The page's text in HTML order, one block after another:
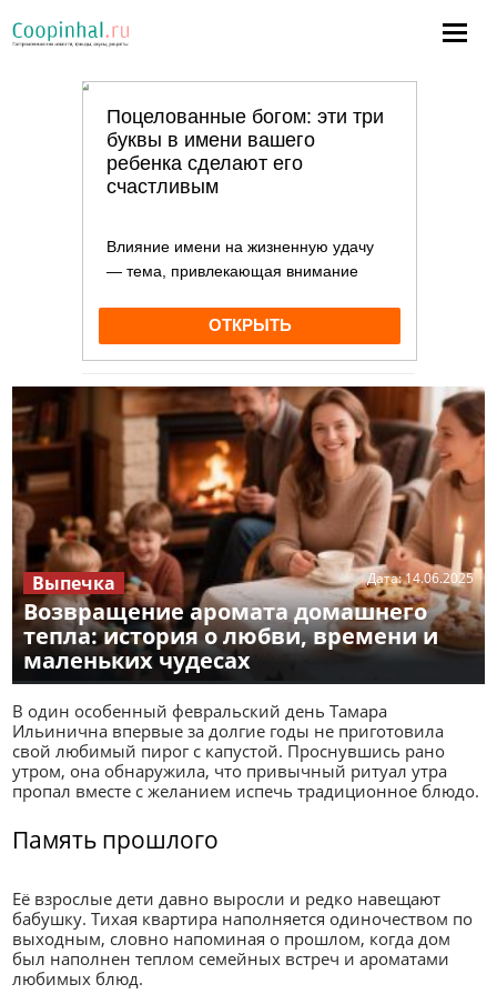
Возвращение аромата домашнего
тепла: история о любви, времени и
маленьких чудесах
Дата:14.06.2025
Выпечка
В один особенный февральский день Тамара
Ильинична впервые за долгие годы не приготовила
свой любимый пирог с капустой. Проснувшись рано
утром, она обнаружила, что привычный ритуал утра
пропал вместе с желанием испечь традиционное блюдо.
Память прошлого
Её взрослые дети давно выросли и редко навещают
бабушку. Тихая квартира наполняется одиночеством по
выходным, словно напоминая о прошлом, когда дом
был наполнен теплом семейных встреч и ароматами
любимых блюд.